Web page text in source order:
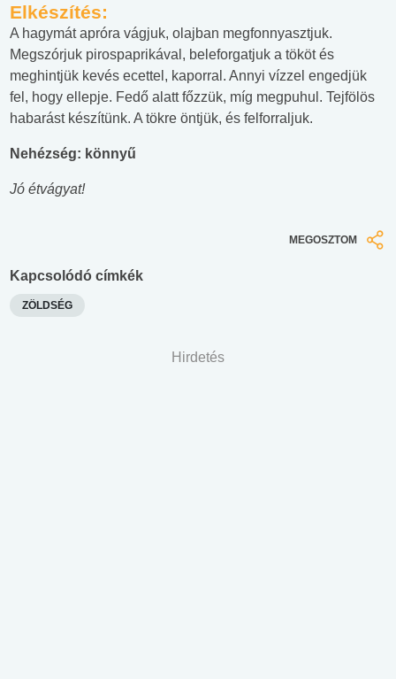
Elkészítés:
A hagymát apróra vágjuk, olajban megfonnyasztjuk.
Megszórjuk pirospaprikával, beleforgatjuk a tököt és
meghintjük kevés ecettel, kaporral. Annyi vízzel engedjük
fel, hogy ellepje. Fedő alatt főzzük, míg megpuhul. Tejfölös
habarást készítünk. A tökre öntjük, és felforraljuk.
Nehézség: könnyű
Jó étvágyat!
MEGOSZTOM
Kapcsolódó címkék
ZÖLDSÉG
Hirdetés